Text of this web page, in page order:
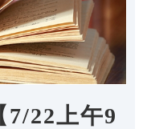
7/22上午9